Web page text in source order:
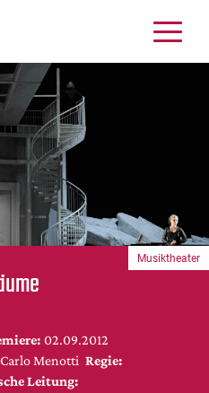
02.09.2012
Menotti Regie:
Leitung:
Musiktheater